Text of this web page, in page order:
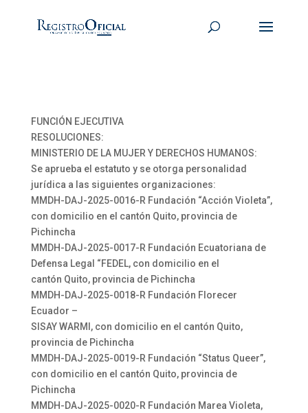
FUNCIÓN EJECUTIVA
RESOLUCIONES:
MINISTERIO DE LA MUJER Y DERECHOS HUMANOS:
Se aprueba el estatuto y se otorga personalidad
jurídica a las siguientes organizaciones:
MMDH-DAJ-2025-0016-R Fundación “Acción Violeta”,
con domicilio en el cantón Quito, provincia de
Pichincha
MMDH-DAJ-2025-0017-R Fundación Ecuatoriana de
Defensa Legal “FEDEL, con domicilio en el
cantón Quito, provincia de Pichincha
MMDH-DAJ-2025-0018-R Fundación Florecer
Ecuador –
SISAY WARMI, con domicilio en el cantón Quito,
provincia de Pichincha
MMDH-DAJ-2025-0019-R Fundación “Status Queer”,
con domicilio en el cantón Quito, provincia de
Pichincha
MMDH-DAJ-2025-0020-R Fundación Marea Violeta,